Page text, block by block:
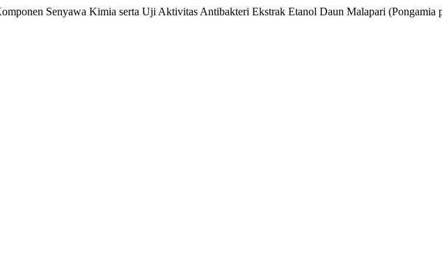
Senyawa Kimia serta Uji Aktivitas Antibakteri Ekstrak Etanol Daun Malapari (Pongamia